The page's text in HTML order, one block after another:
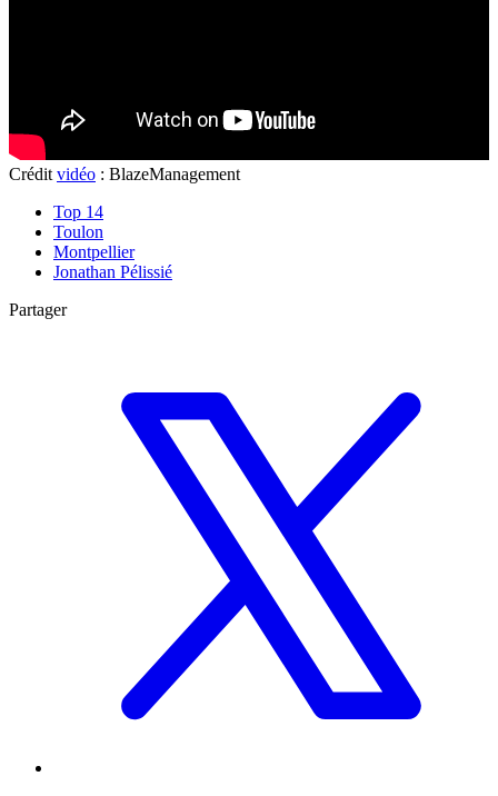
Crédit vidéo : BlazeManagement
Top 14
Toulon
Montpellier
Jonathan Pélissié
Partager